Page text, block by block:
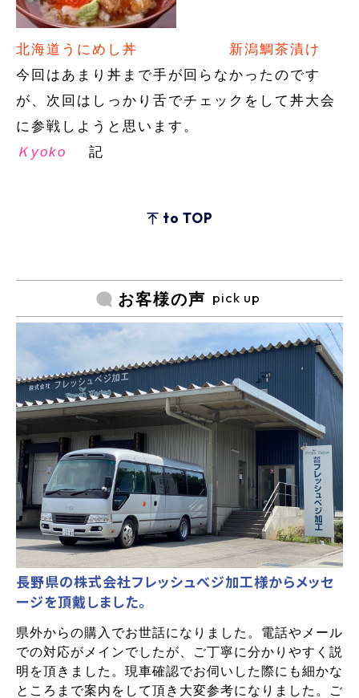
北海道うにめし丼
新潟鯛茶漬け
今回はあまり丼まで手が回らなかったのです
が、次回はしっかり舌でチェックをして丼大会
に参戦しようと思います。
Ｋyoko 記
to TOP
お客様の声 pick up
長野県の株式会社フレッシュべジ加工様からメッセ
ージを頂戴しました。
県外からの購入でお世話になりました。電話やメール
での対応がメインでしたが、ご丁寧に分かりやすく説
明を頂きました。現車確認でお伺いした際にも細かな
ところまで案内をして頂き大変参考になりました。ご